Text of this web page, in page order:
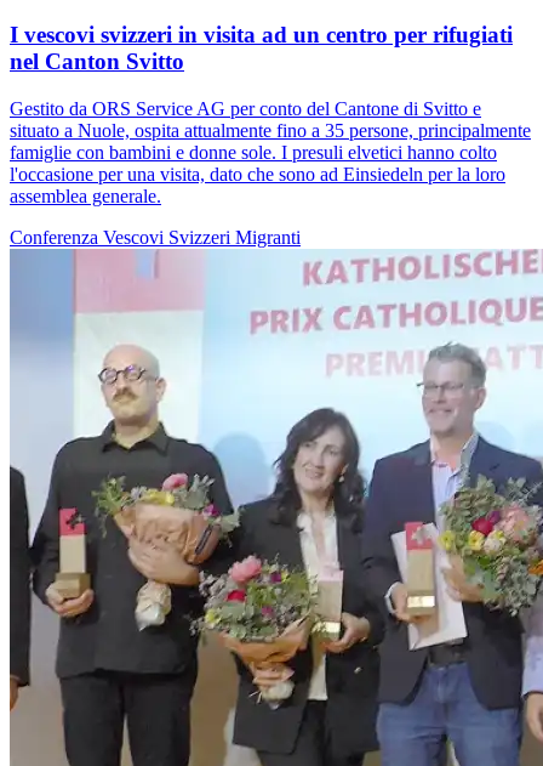
I vescovi svizzeri in visita ad un centro per rifugiati
nel Canton Svitto
Gestito da ORS Service AG per conto del Cantone di Svitto e
situato a Nuole, ospita attualmente fino a 35 persone, principalmente
famiglie con bambini e donne sole. I presuli elvetici hanno colto
l'occasione per una visita, dato che sono ad Einsiedeln per la loro
assemblea generale.
Conferenza Vescovi Svizzeri Migranti